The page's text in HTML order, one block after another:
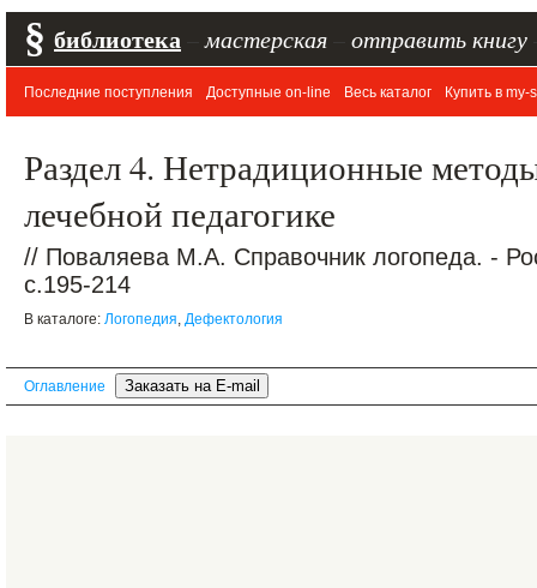
§ библиотека мастерская отправить книгу
Последние поступления Доступные on-line Весь каталог Купить в my-
Раздел 4. Нетрадиционные
лечебной педагогике
// Поваляева М.А. Справочник логопеда. -
c.195-214
В каталоге: Логопедия, Дефектология
Оглавление